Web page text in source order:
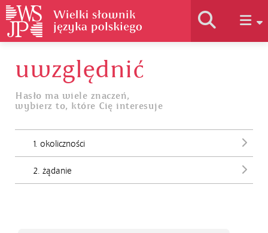
Historia słownika
Jak korzystać
uwzględnić
Hasło ma wiele znaczeń,
wybierz to, które Cię interesuje
1. okoliczności
2. żądanie